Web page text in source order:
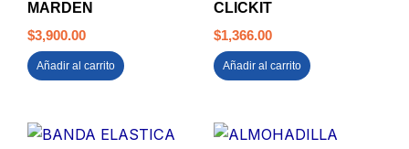
MARDEN
$3,900.00
Añadir al carrito
CLICKIT
$1,366.00
Añadir al carrito